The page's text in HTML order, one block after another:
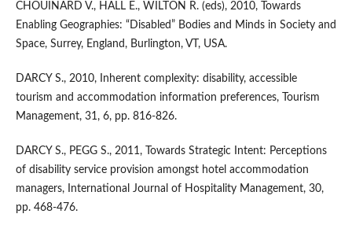
CHOUINARD V., HALL E., WILTON R. (eds), 2010, Towards
Enabling Geographies: “Disabled” Bodies and Minds in Society and
Space, Surrey, England, Burlington, VT, USA.
DARCY S., 2010, Inherent complexity: disability, accessible
tourism and accommodation information preferences, Tourism
Management, 31, 6, pp. 816-826.
DARCY S., PEGG S., 2011, Towards Strategic Intent: Perceptions
of disability service provision amongst hotel accommodation
managers, International Journal of Hospitality Management, 30,
pp. 468-476.